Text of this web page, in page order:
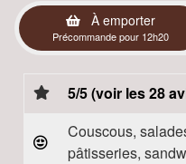
À emporter
Précommande pour 12h20
5/5 (voir les 28
Couscous,
pâtisseries,